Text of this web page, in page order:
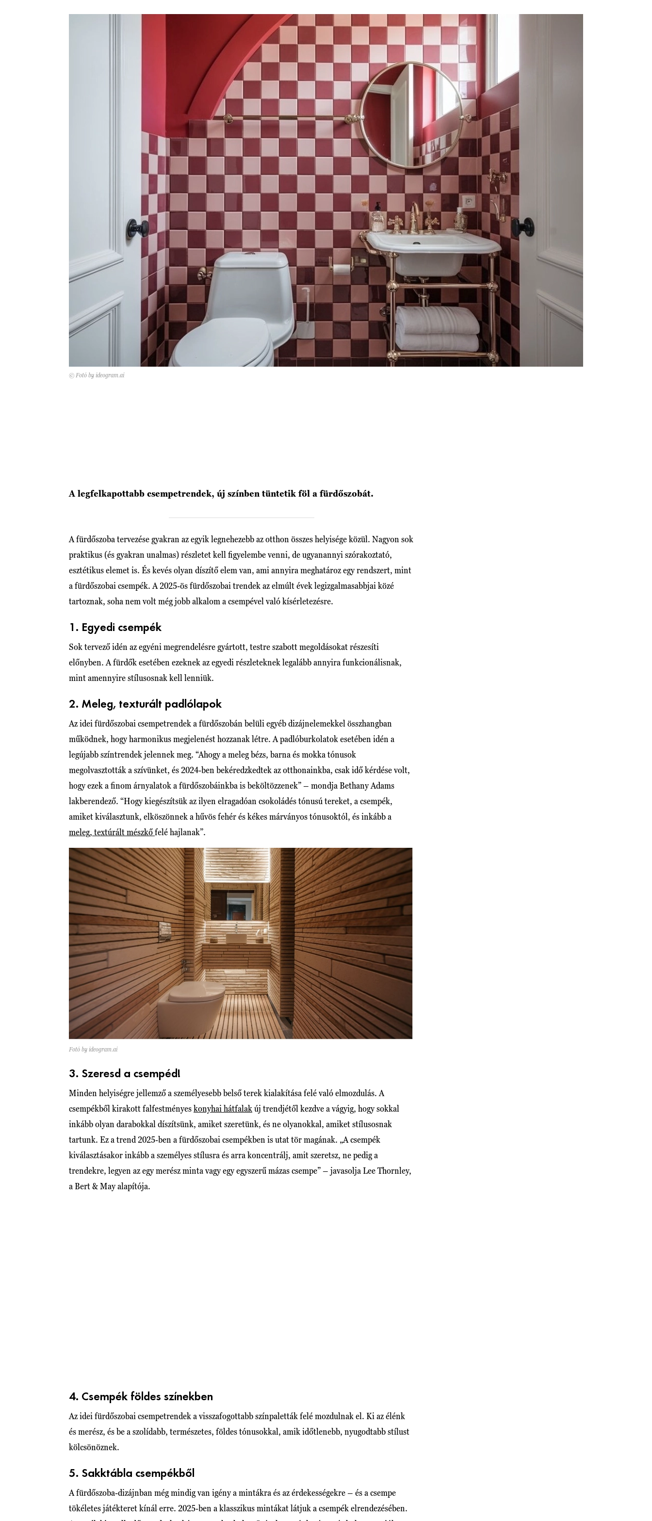
© Fotó by ideogram.ai
A legfelkapottabb csempetrendek, új színben tüntetik föl a fürdőszobát.
A fürdőszoba tervezése gyakran az egyik legnehezebb az otthon összes helyisége közül. Nagyon sok
praktikus (és gyakran unalmas) részletet kell figyelembe venni, de ugyanannyi szórakoztató,
esztétikus elemet is. És kevés olyan díszítő elem van, ami annyira meghatároz egy rendszert, mint
a fürdőszobai csempék. A 2025-ös fürdőszobai trendek az elmúlt évek legizgalmasabbjai közé
tartoznak, soha nem volt még jobb alkalom a csempével való kísérletezésre.
1. Egyedi csempék
Sok tervező idén az egyéni megrendelésre gyártott, testre szabott megoldásokat részesíti
előnyben. A fürdők esetében ezeknek az egyedi részleteknek legalább annyira funkcionálisnak,
mint amennyire stílusosnak kell lenniük.
2. Meleg, texturált padlólapok
Az idei fürdőszobai csempetrendek a fürdőszobán belüli egyéb dizájnelemekkel összhangban
működnek, hogy harmonikus megjelenést hozzanak létre. A padlóburkolatok esetében idén a
legújabb színtrendek jelennek meg. “Ahogy a meleg bézs, barna és mokka tónusok
megolvasztották a szívünket, és 2024-ben bekéredzkedtek az otthonainkba, csak idő kérdése volt,
hogy ezek a finom árnyalatok a fürdőszobáinkba is beköltözzenek” – mondja Bethany Adams
lakberendező. “Hogy kiegészítsük az ilyen elragadóan csokoládés tónusú tereket, a csempék,
amiket kiválasztunk, elköszönnek a hűvös fehér és kékes márványos tónusoktól, és inkább a
meleg, textúrált mészkőfelé hajlanak”.
Fotó by ideogram.ai
3. Szeresd a csempéd!
Minden helyiségre jellemző a személyesebb belső terek kialakítása felé való elmozdulás. A
csempékből kirakott falfestményeskonyhai hátfalakúj trendjétől kezdve a vágyig, hogy sokkal
inkább olyan darabokkal díszítsünk, amiket szeretünk, és ne olyanokkal, amiket stílusosnak
tartunk. Ez a trend 2025-ben a fürdőszobai csempékben is utat tör magának. „A csempék
kiválasztásakor inkább a személyes stílusra és arra koncentrálj, amit szeretsz, ne pedig a
trendekre, legyen az egy merész minta vagy egy egyszerű mázas csempe” – javasolja Lee Thornley,
a Bert & May alapítója.
4. Csempék földes színekben
Az idei fürdőszobai csempetrendek a visszafogottabb színpaletták felé mozdulnak el. Ki az élénk
és merész, és be a szolídabb, természetes, földes tónusokkal, amik időtlenebb, nyugodtabb stílust
kölcsönöznek.
5. Sakktábla csempékből
A fürdőszoba-dizájnban még mindig van igény a mintákra és az érdekességekre – és a csempe
tökéletes játékteret kínál erre. 2025-ben a klasszikus mintákat látjuk a csempék elrendezésében.